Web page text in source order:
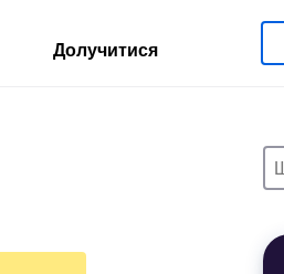
Долучитися